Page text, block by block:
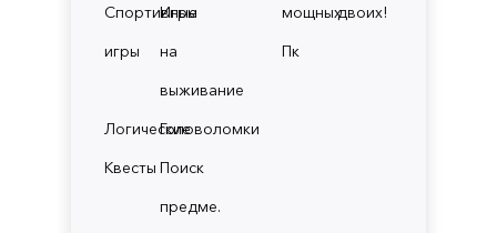
Спортивные
игры
Игры
на
выживание
ЛогическиеГоловоломки
Квесты Поиск
предме.
мощных
Пк
двоих!